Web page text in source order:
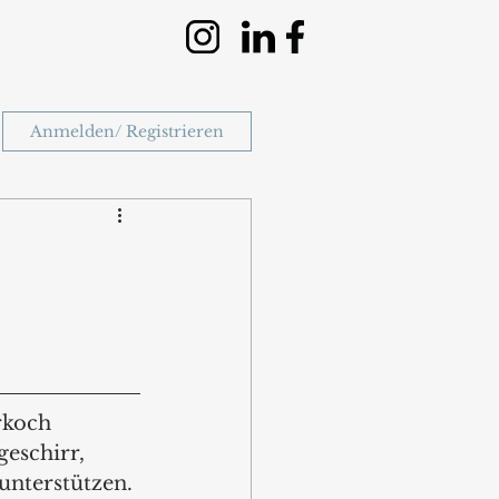
Anmelden/ Registrieren